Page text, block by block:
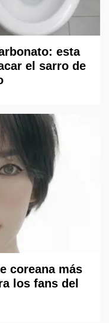
esta
el sarro de
coreana más
los fans del